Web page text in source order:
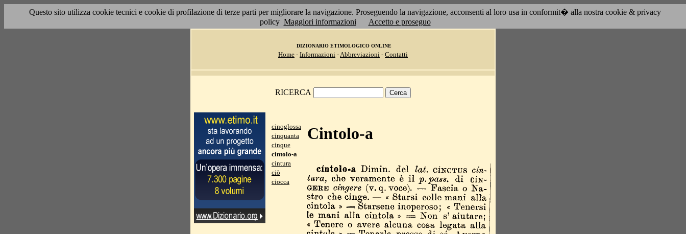
Questo sito utilizza cookie tecnici e cookie di profilazione di terze parti per migliorare la navigazione. Proseguendo la navigazione, acconsenti al loro usa in conformit� alla nostra cookie & privacy
policy Maggiori informazioni Accetto e proseguo
DIZIONARIO ETIMOLOGICO ONLINE
Home - Informazioni -Abbreviazioni - Contatti
RICERCA
cinoglossa
cinquanta
cinque
cintolo-a
cintura
ciò
ciocca
Cintolo-a